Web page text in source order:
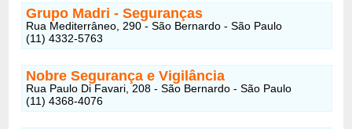
Grupo Madri - Seguranças
Rua Mediterrâneo, 290 - São Bernardo - São Paulo
(11) 4332-5763
Nobre Segurança e Vigilância
Rua Paulo Di Favari, 208 - São Bernardo - São Paulo
(11) 4368-4076